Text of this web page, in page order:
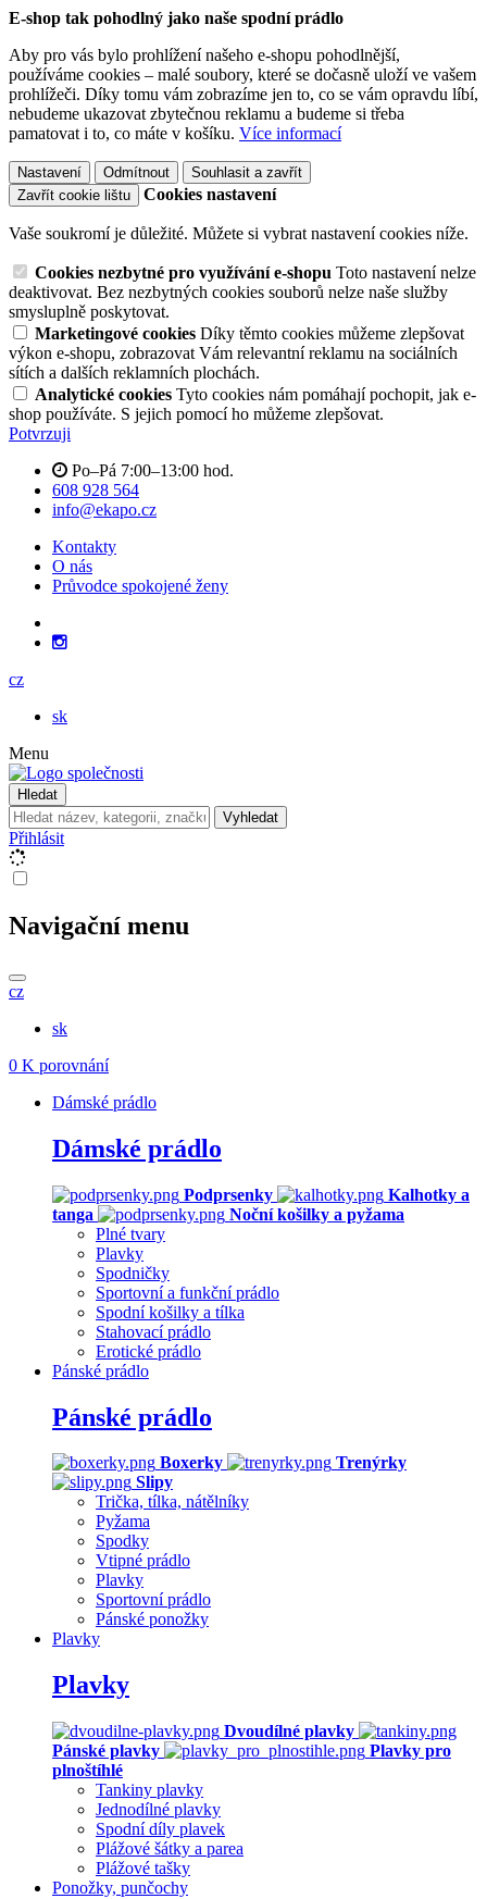
E-shop tak pohodlný jako naše spodní prádlo
Aby pro vás bylo prohlížení našeho e-shopu pohodlnější,
používáme cookies – malé soubory, které se dočasně uloží ve vašem
prohlížeči. Díky tomu vám zobrazíme jen to, co se vám opravdu líbí,
nebudeme ukazovat zbytečnou reklamu a budeme si třeba
pamatovat i to, co máte v košíku. Více informací
Nastavení Odmítnout
Souhlasit a zavřít
Zavřít cookie lištu
Cookies nastavení
Vaše soukromí je důležité. Můžete si vybrat nastavení cookies níže.
Cookies nezbytné pro využívání e-shopu Toto nastavení nelze
deaktivovat. Bez nezbytných cookies souborů nelze naše služby
smysluplně poskytovat.
Marketingové cookies Díky těmto cookies můžeme zlepšovat
výkon e-shopu, zobrazovat Vám relevantní reklamu na sociálních
sítích a dalších reklamních plochách.
Analytické cookies Tyto cookies nám pomáhají pochopit, jak e-
shop používáte. S jejich pomocí ho můžeme zlepšovat.
Potvrzuji
Po–Pá 7:00–13:00 hod.
608 928 564
info@ekapo.cz
Kontakty
O nás
Průvodce spokojené ženy
cz
sk
Menu
Hledat
Vyhledat
Přihlásit
Navigační menu
cz
sk
0 K porovnání
Dámské prádlo
Dámské prádlo
Podprsenky
Kalhotky a
tanga
Noční košilky a pyžama
Plné tvary
Plavky
Spodničky
Sportovní a funkční prádlo
Spodní košilky a tílka
Stahovací prádlo
Erotické prádlo
Pánské prádlo
Pánské prádlo
Boxerky
Trenýrky
Slipy
Trička, tílka, nátělníky
Pyžama
Spodky
Vtipné prádlo
Plavky
Sportovní prádlo
Pánské ponožky
Plavky
Plavky
Dvoudílné plavky
Pánské plavky
Plavky pro
plnoštíhlé
Tankiny plavky
Jednodílné plavky
Spodní díly plavek
Plážové šátky a parea
Plážové tašky
Ponožky, punčochy